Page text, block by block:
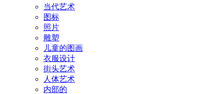
当代艺术
图标
照片
雕塑
儿童的图画
衣服设计
街头艺术
人体艺术
内部的